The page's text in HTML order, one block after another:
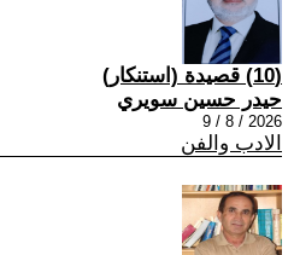
(10) قصيدة (استنكار)
حيدر حسين سويري
2026 / 8 / 9
الادب والفن